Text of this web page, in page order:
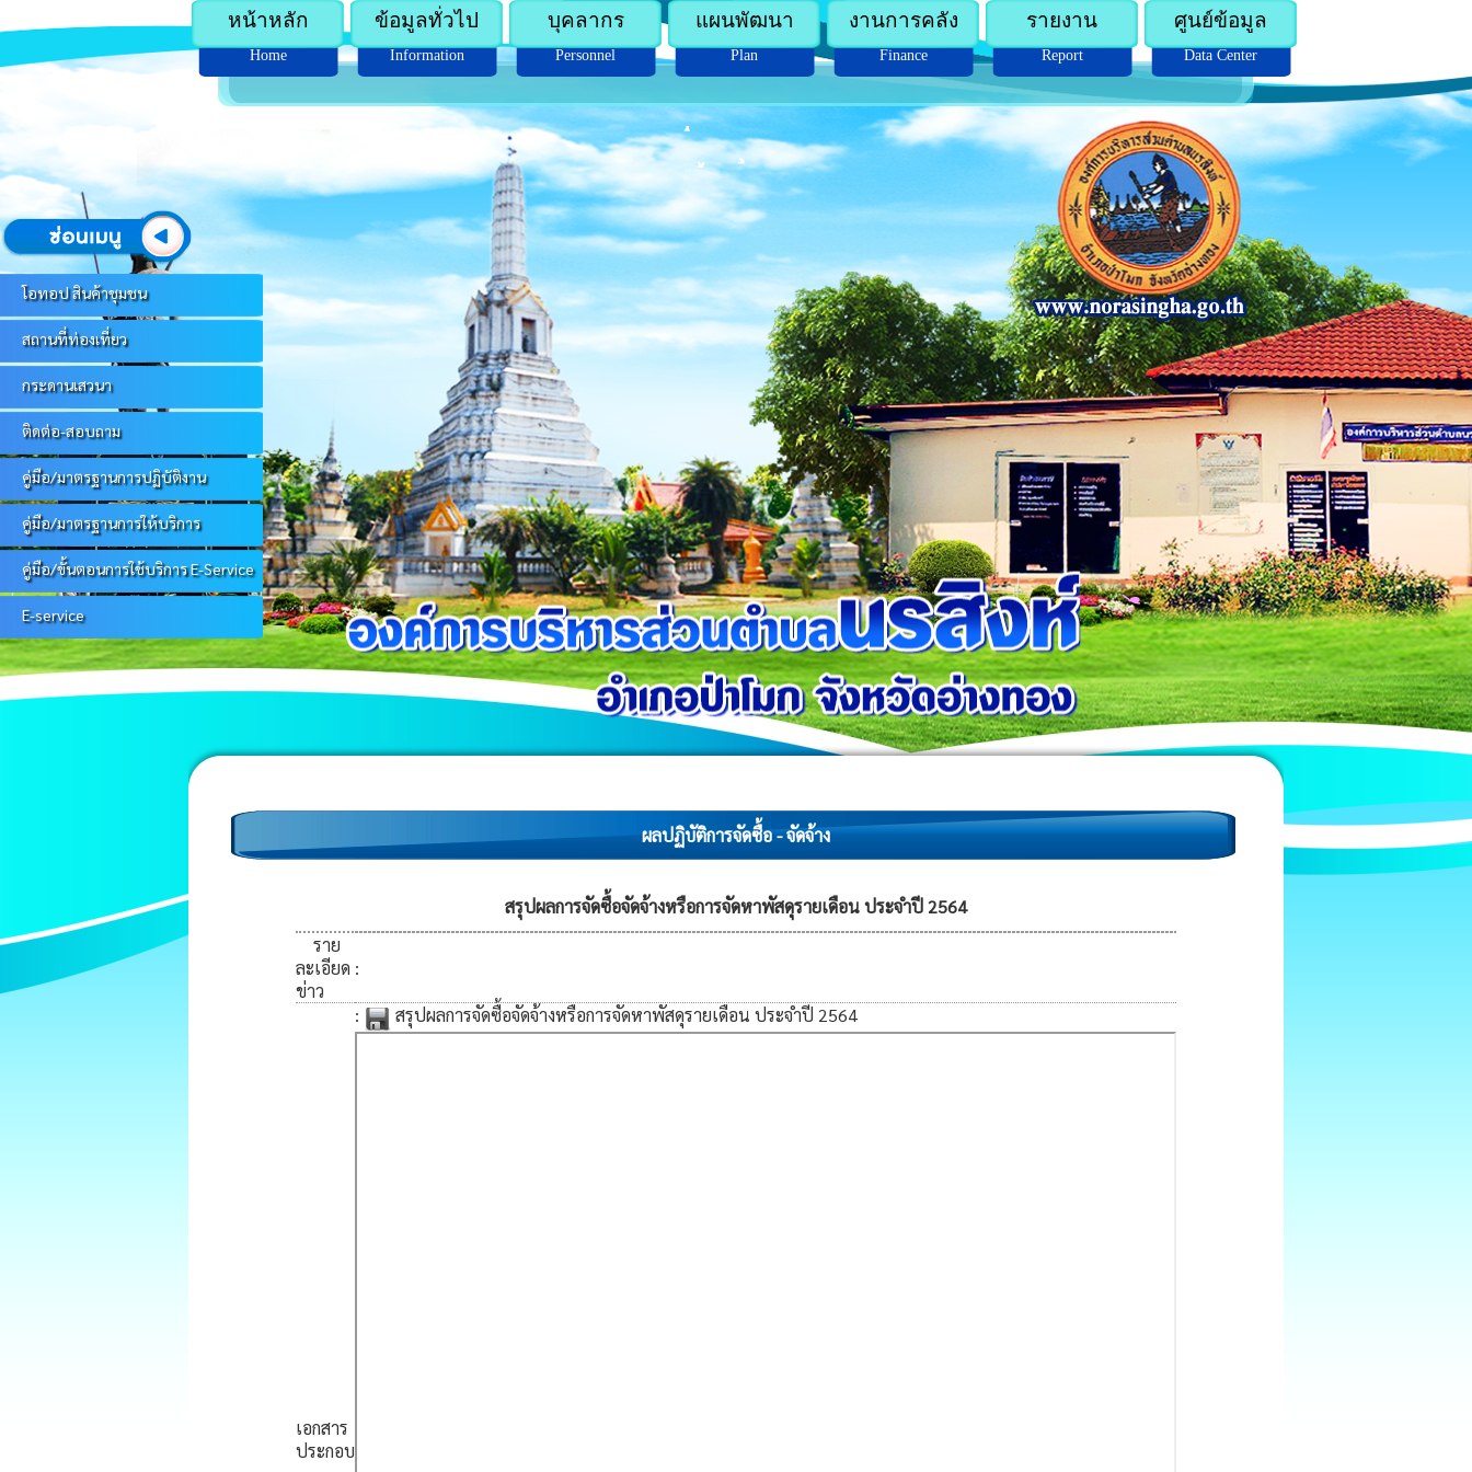
โอทอป สินค้าชุมชน
สถานที่ท่องเที่ยว
กระดานเสวนา
ติดต่อ-สอบถาม
คู่มือ/มาตรฐานการปฏิบัติงาน
คู่มือ/มาตรฐานการให้บริการ
คู่มือ/ขั้นตอนการใช้บริการ E-Service
E-service
หน้าหลัก
Home
ข้อมูลทั่วไป
Information
บุคลากร
Personnel
แผนพัฒนา
Plan
งานการคลัง
Finance
รายงาน
Report
ศูนย์ข้อมูล
Data Center
ผลปฏิบัติการจัดซื้อ - จัดจ้าง
สรุปผลการจัดซื้อจัดจ้างหรือการจัดหาพัสดุรายเดือน ประจำปี 2564
ราย
ละเอียด
ข่าว
:
เอกสาร
ประกอบ
: สรุปผลการจัดซื้อจัดจ้างหรือการจัดหาพัสดุรายเดือน ประจำปี 2564